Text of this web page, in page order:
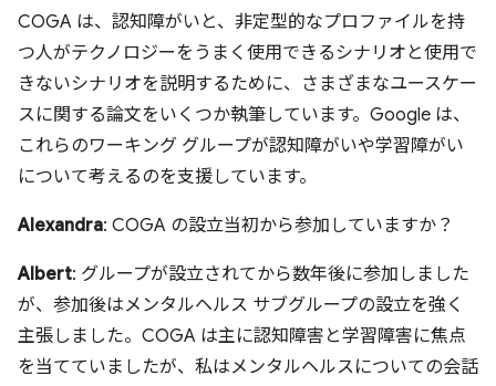
COGA は、認知障がいと、非定型的なプロファイルを持
つ人がテクノロジーをうまく使用できるシナリオと使用で
きないシナリオを説明するために、さまざまなユースケー
スに関する論文をいくつか執筆しています。Google は、
これらのワーキング グループが認知障がいや学習障がい
について考えるのを支援しています。
Alexandra: COGA の設立当初から参加していますか？
Albert: グループが設立されてから数年後に参加しました
が、参加後はメンタルヘルス サブグループの設立を強く
主張しました。COGA は主に認知障害と学習障害に焦点
を当てていましたが、私はメンタルヘルスについての会話